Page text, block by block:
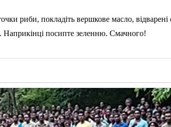
риби, покладіть вершкове масло,
Наприкінці посипте зеленню. Смачного!